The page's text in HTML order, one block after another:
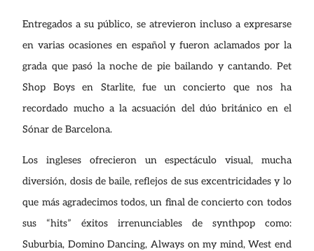
Entregados a su público, se atrevieron incluso a expresarse
en varias ocasiones en español y fueron aclamados por la
grada que pasó la noche de pie bailando y cantando. Pet
Shop Boys en Starlite, fue un concierto que nos ha
recordado mucho a la acsuación del dúo británico en el
Sónar de Barcelona.
Los ingleses ofrecieron un espectáculo visual, mucha
diversión, dosis de baile, reflejos de sus excentricidades y lo
que más agradecimos todos, un final de concierto con todos
sus “hits” éxitos irrenunciables de synthpop como:
Suburbia, Domino Dancing, Always on my mind, West end